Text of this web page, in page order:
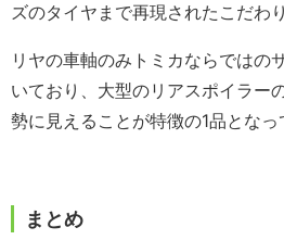
ズのタイヤまで再現されたこだわ
リヤの車軸のみトミカならではの
いており、大型のリアスポイラー
勢に見えることが特徴の1品となっ
まとめ